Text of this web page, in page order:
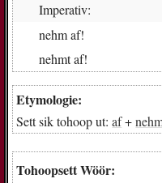
Imperativ:
nehm af!
nehmt af!
Etymologie:
Sett sik tohoop ut:af+
Tohoopsett Wöör: